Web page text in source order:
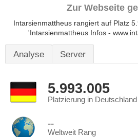
Zur Webseite
Intarsienmattheus rangiert auf Platz
'Intarsienmattheus Infos -
Analyse Server
5.993.005
Platzierung in Deutschland
--
Weltweit Rang